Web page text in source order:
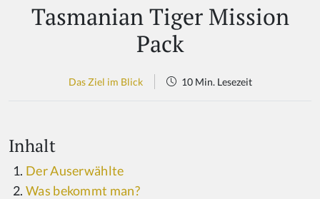
Tasmanian Tiger Mission
Pack
Das Ziel im Blick 10 Min. Lesezeit
Inhalt
Der Auserwählte
Was bekommt man?